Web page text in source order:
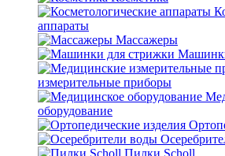
аппараты
Массажеры
измерительные приборы
оборудование
Пилки Scholl